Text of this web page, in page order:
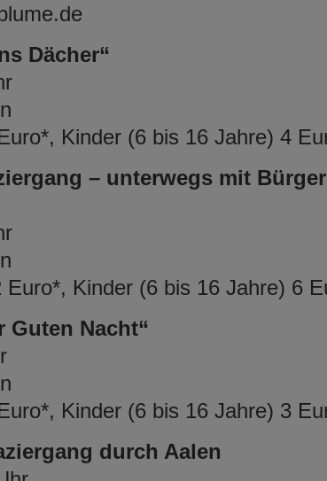
Dächer“
Kinder (6 bis 16 Jahre) 4
– unterwegs mit
Kinder (6 bis 16 Jahre) 6
Guten Nacht“
Kinder (6 bis 16 Jahre) 3
durch Aalen